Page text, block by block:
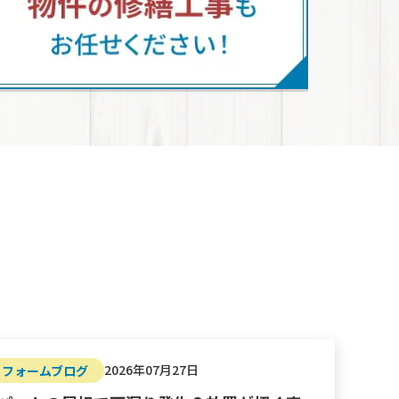
ォームブログ 2026年07月27日